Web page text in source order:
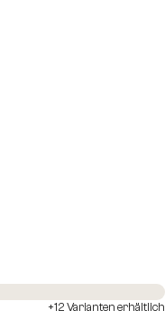
Sofort versandfertig
+12 Varianten erhältlich